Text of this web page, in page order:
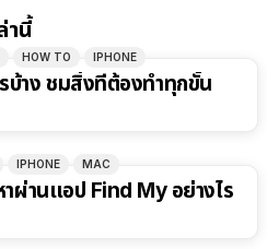
านี้
HOW TO IPHONE
บ้าง ชมสิ่งที่ต้องทำทุกขั้น
IPHONE MAC
ผ่านแอป Find My อย่างไร